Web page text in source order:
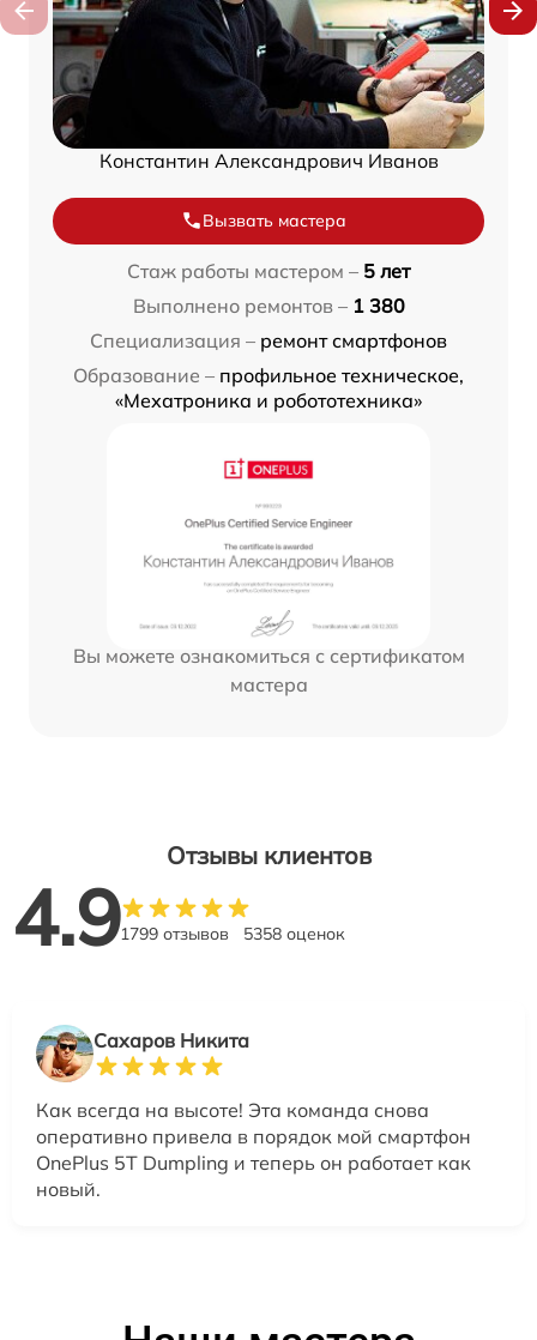
Константин Александрович Иванов
Вызвать мастера
Стаж работы мастером – 5 лет
Выполнено ремонтов – 1 380
Специализация – ремонт смартфонов
Образование – профильное техническое,
«Мехатроника и робототехника»
Вы можете ознакомиться с сертификатом
мастера
Отзывы клиентов
4.91799 отзывов 5358 оценок
Сахаров Никита
Как всегда на высоте! Эта команда снова
оперативно привела в порядок мой смартфон
OnePlus 5T Dumpling и теперь он работает как
новый.